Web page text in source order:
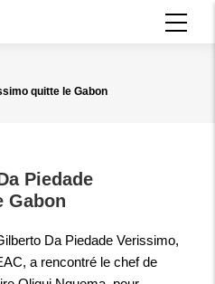
quitte le Gabon
Piedade
Gabon
Da Piedade Verissimo,
a rencontré le chef de